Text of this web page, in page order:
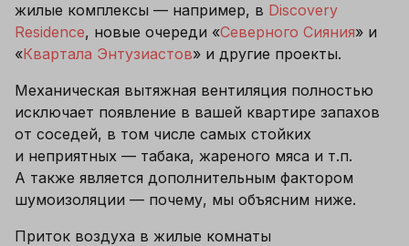
жилые комплексы — например, в Discovery
Residence, новые очереди «Северного Сияния» и
«Квартала Энтузиастов» и другие проекты.
Механическая вытяжная вентиляция полностью
исключает появление в вашей квартире запахов
от соседей, в том числе самых стойких
и неприятных — табака, жареного мяса и т.п.
А также является дополнительным фактором
шумоизоляции — почему, мы объясним ниже.
Приток воздуха в жилые комнаты